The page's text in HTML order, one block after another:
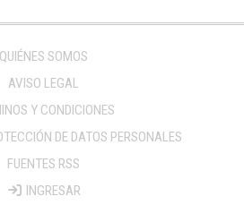
QUIÉNES SOMOS
AVISO LEGAL
Y CONDICIONES
DE DATOS PERSONALES
FUENTES RSS
INGRESAR